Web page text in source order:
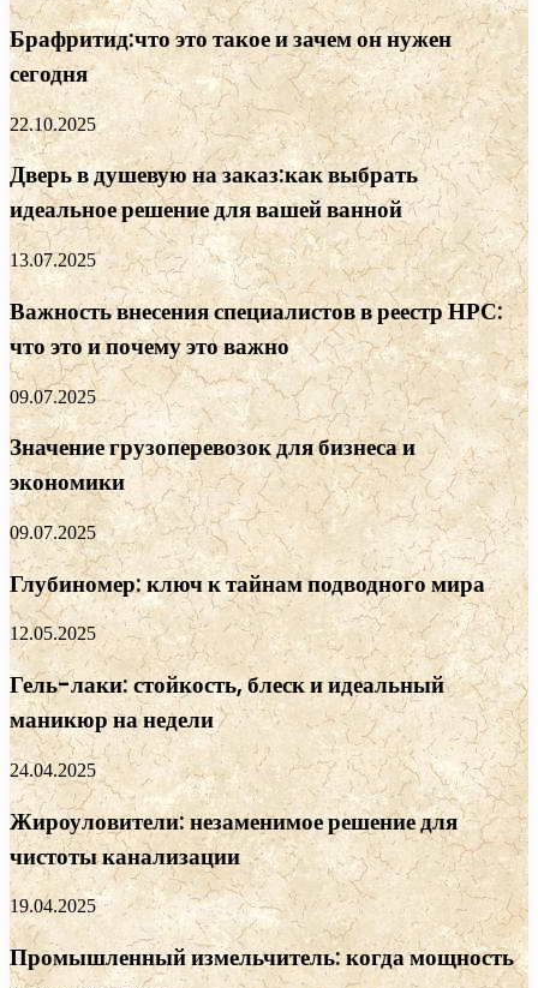
Брафритид:что это такое и зачем он нужен
сегодня
22.10.2025
Дверь в душевую на заказ:как выбрать
идеальное решение для вашей ванной
13.07.2025
Важность внесения специалистов в реестр НРС:
что это и почему это важно
09.07.2025
Значение грузоперевозок для бизнеса и
экономики
09.07.2025
Глубиномер: ключ к тайнам подводного мира
12.05.2025
Гель-лаки: стойкость, блеск и идеальный
маникюр на недели
24.04.2025
Жироуловители: незаменимое решение для
чистоты канализации
19.04.2025
Промышленный измельчитель: когда мощность